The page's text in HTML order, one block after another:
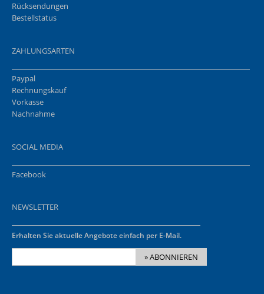
Rücksendungen
Bestellstatus
ZAHLUNGSARTEN
Paypal
Rechnungskauf
Vorkasse
Nachnahme
SOCIAL MEDIA
Facebook
NEWSLETTER
Erhalten Sie aktuelle Angebote einfach per E-Mail.
» ABONNIEREN